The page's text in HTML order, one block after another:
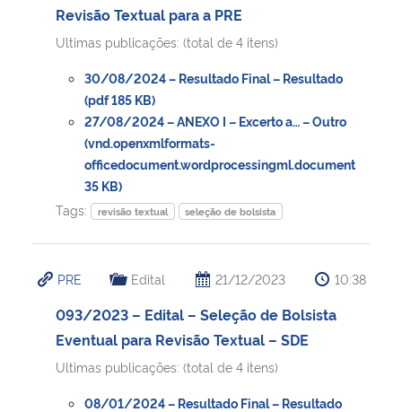
Revisão Textual para a PRE
Ultimas publicações: (total de 4 itens)
30/08/2024 – Resultado Final – Resultado
(pdf 185 KB)
27/08/2024 – ANEXO I – Excerto a… – Outro
(vnd.openxmlformats-
officedocument.wordprocessingml.document
35 KB)
Tags:
revisão textual seleção de bolsista
PRE Edital 21/12/2023 10:38
093/2023 – Edital – Seleção de Bolsista
Eventual para Revisão Textual – SDE
Ultimas publicações: (total de 4 itens)
08/01/2024 – Resultado Final – Resultado